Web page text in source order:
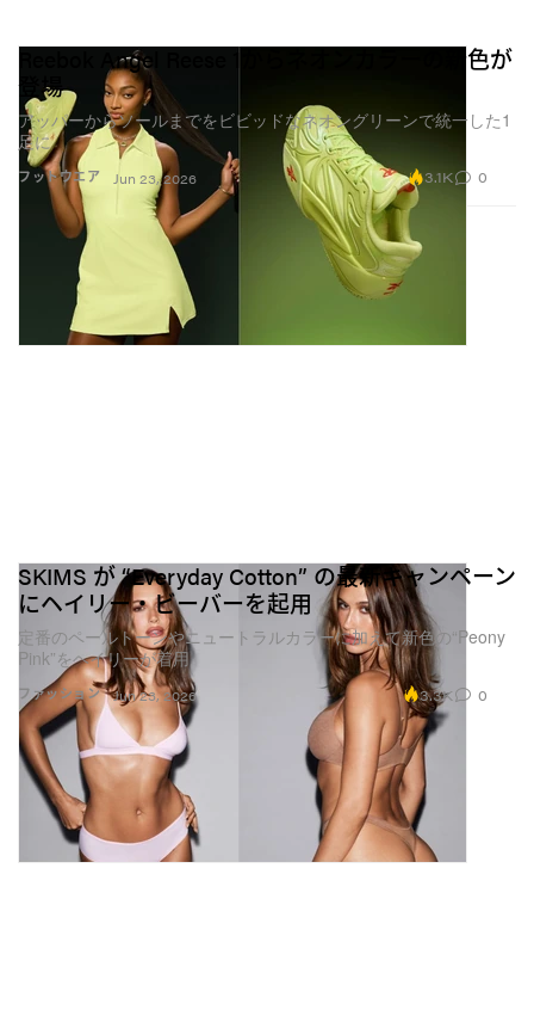
フットウエア
Reebok Angel Reese 1からネオンカラーの新色が
登場
アッパーからソールまでをビビッドなネオングリーンで統一した1
足に
Jun 23, 2026 3.1K 0
ファッション
SKIMS が “Everyday Cotton” の最新キャンペーン
にヘイリー・ビーバーを起用
定番のペールトーンやニュートラルカラーに加えて新色の“Peony
Pink”をヘイリーが着用
Jun 23, 2026 3.3K 0